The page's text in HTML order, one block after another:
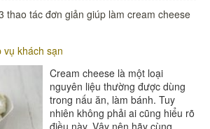
#đồ amenities khách sạn
thao tác đơn giản giúp làm cream cheese
vụ khách sạn
Cream cheese là một loại
nguyên liệu thường được dùng
trong nấu ăn, làm bánh. Tuy
nhiên không phải ai cũng hiểu rõ